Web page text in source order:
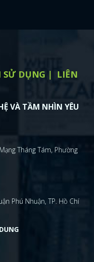
SỬ DỤNG
LIÊN
VÀ TẦM NHÌN YÊU
Tháng Tám, Phường
Phú Nhuận, TP. Hồ Chí